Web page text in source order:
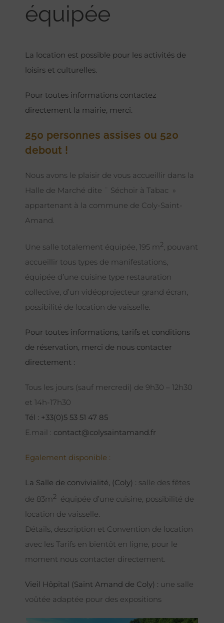
équipée
La location est possible pour les activités de
loisirs et culturelles.
Pour toutes informations contactez
directement la mairie, merci.
250 personnes assises ou 520
debout !
Nous avons le plaisir de vous accueillir dans la
Halle de Marché dite ¨ Séchoir à Tabac »
appartenant à la commune de Coly-Saint-
Amand.
Une salle totalement équipée, 195 m2, pouvant
accueillir tous types de manifestations,
équipée d’une cuisine type restauration
collective, d’un vidéoprojecteur grand écran,
possibilité de location de vaisselle.
Pour toutes informations, tarifs et conditions
de réservation, merci de nous contacter
directement :
Tous les jours (sauf mercredi) de 9h30 – 12h30
et 14h-17h30
Tél : +33(0)5 53 51 47 85
E.mail : contact@colysaintamand.fr
Egalement disponible :
La Salle de convivialité, (Coly) : salle des fêtes
de 83m2 équipée d’une cuisine, possibilité de
location de vaisselle.
Détails, description et Convention de location
avec les Tarifs en bientôt en ligne, pour le
moment nous contacter directement.
Vieil Hôpital (Saint Amand de Coly) : une salle
voûtée adaptée pour des expositions